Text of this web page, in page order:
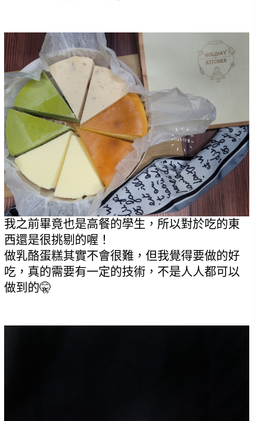
我之前畢竟也是高餐的學生，所以對於吃的東
西還是很挑剔的喔！
做乳酪蛋糕其實不會很難，但我覺得要做的好
吃，真的需要有一定的技術，不是人人都可以
做到的🤫